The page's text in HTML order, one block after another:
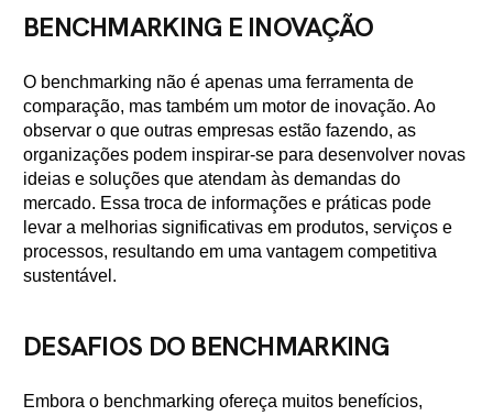
BENCHMARKING E INOVAÇÃO
O benchmarking não é apenas uma ferramenta de
comparação, mas também um motor de inovação. Ao
observar o que outras empresas estão fazendo, as
organizações podem inspirar-se para desenvolver novas
ideias e soluções que atendam às demandas do
mercado. Essa troca de informações e práticas pode
levar a melhorias significativas em produtos, serviços e
processos, resultando em uma vantagem competitiva
sustentável.
DESAFIOS DO BENCHMARKING
Embora o benchmarking ofereça muitos benefícios,